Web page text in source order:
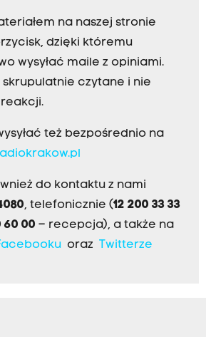
na naszej stronie
dzięki któremu
wysyłać maile z opiniami.
skrupulatnie czytane i nie
też bezpośrednio na
do kontaktu z nami
, telefonicznie (12 200 33 33
60 00 – recepcja), a także na
oraz Twitterze